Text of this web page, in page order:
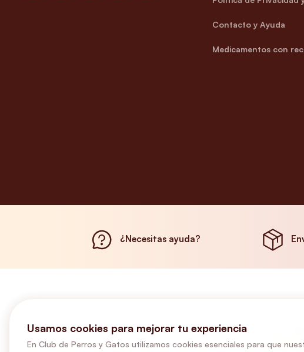
Contacto y Ayuda
Medicamentos con
¿Necesitas ayuda?
Usamos cookies para mejorar tu experiencia
En Club de Perros y Gatos utilizamos cookies esenciales para que